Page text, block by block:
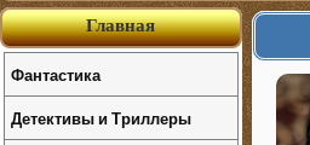
Главная
Фантастика
Детективы и Триллеры